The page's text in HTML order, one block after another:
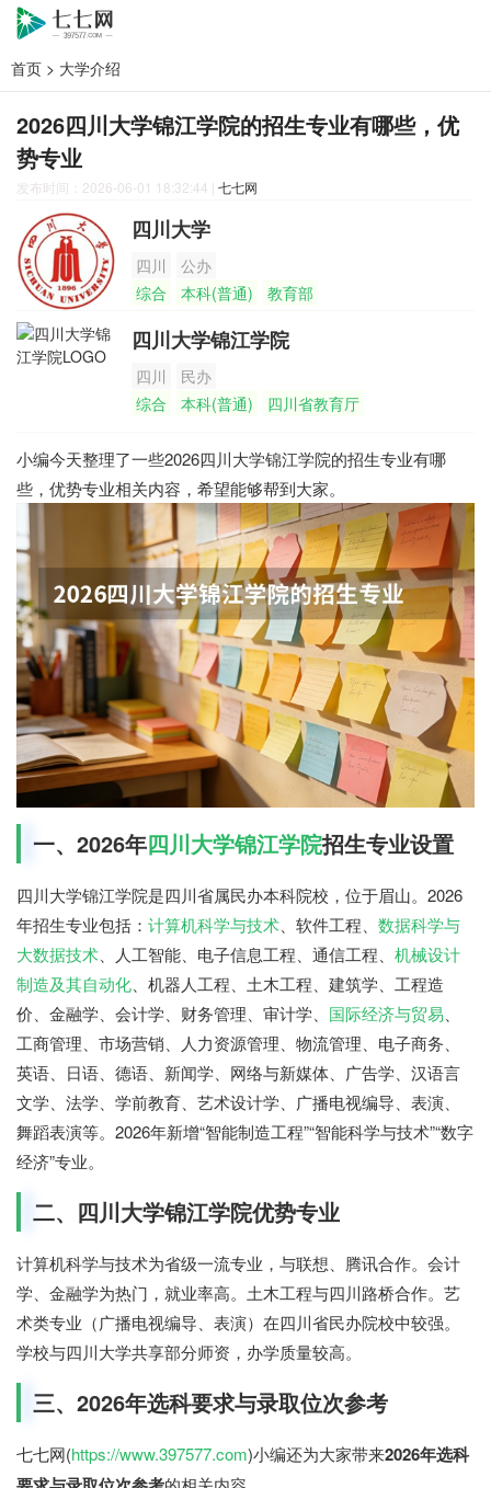
首页 > 大学介绍
2026四川大学锦江学院的招生专业有哪些，优
势专业
发布时间：2026-06-01 18:32:44 | 七七网
四川大学
四川
公办
综合
本科(普通) 教育部
四川大学锦江学院
四川
民办
综合
本科(普通) 四川省教育厅
小编今天整理了一些2026四川大学锦江学院的招生专业有哪
些，优势专业相关内容，希望能够帮到大家。
一、2026年四川大学锦江学院招生专业设置
四川大学锦江学院是四川省属民办本科院校，位于眉山。2026
年招生专业包括： 计算机科学与技术、软件工程、 数据科学与
大数据技术、人工智能、电子信息工程、通信工程、 机械设计
制造及其自动化、机器人工程、土木工程、建筑学、工程造
价、金融学、会计学、财务管理、审计学、 国际经济与贸易、
工商管理、市场营销、人力资源管理、物流管理、电子商务、
英语、日语、德语、新闻学、网络与新媒体、广告学、汉语言
文学、法学、学前教育、艺术设计学、广播电视编导、表演、
舞蹈表演等。2026年新增“智能制造工程”“智能科学与技术”“数字
经济”专业。
二、四川大学锦江学院优势专业
计算机科学与技术为省级一流专业，与联想、腾讯合作。会计
学、金融学为热门，就业率高。土木工程与四川路桥合作。艺
术类专业（广播电视编导、表演）在四川省民办院校中较强。
学校与四川大学共享部分师资，办学质量较高。
三、2026年选科要求与录取位次参考
七七网(https://www.397577.com)小编还为大家带来2026年选科